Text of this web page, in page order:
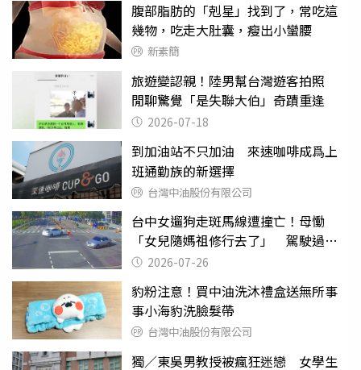
腹部脂肪的「剋星」找到了，常吃這
幾物，吃走大肚囊，瘦出小蠻腰
新素簡
旅遊變認親！陸男幫台灣遊客拍照
閒聊驚覺「是失聯大伯」奇蹟重逢
2026-07-18
到加油站不只加油 來速咖啡成爲上
班通勤族的新選擇
台灣中油股份有限公司
台中女遛狗走斑馬線遭撞亡！母慟
「女兒隨媽祖修行去了」 駕駛過失
致死判9月
2026-07-26
豹粉注意！買中油洗沐禮盒送無所事
事小海豹洗臉髮帶
台灣中油股份有限公司
獨／東吳男教授被瘋狂迷戀 女學生